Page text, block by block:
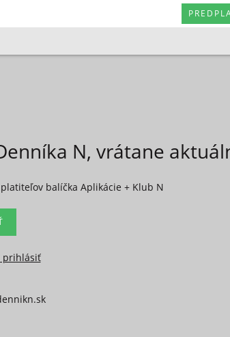
N, vrátane
balíčka Aplikácie + Klub N
prihlásiť